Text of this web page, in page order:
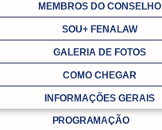
MEMBROS DO CONSELHO
SOU+ FENALAW
GALERIA DE FOTOS
COMO CHEGAR
INFORMAÇÕES GERAIS
PROGRAMAÇÃO